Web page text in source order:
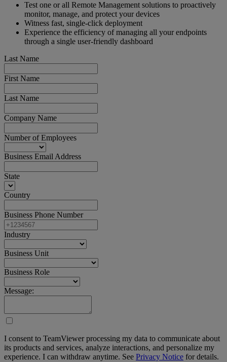
Test one or all Remote Management solutions to proactively
monitor, manage, and protect your devices
Witness fast, single-click deployment
Experience the efficiency of managing all your endpoints
through a single user-friendly dashboard
Last Name
First Name
Last Name
Company Name
Number of Employees
Business Email Address
State
Country
Business Phone Number
Industry
Business Unit
Business Role
Message:
I consent to TeamViewer processing my data to communicate about
its products and services, analyze interactions, and personalize my
experience. I can withdraw anytime. See Privacy Notice for details.